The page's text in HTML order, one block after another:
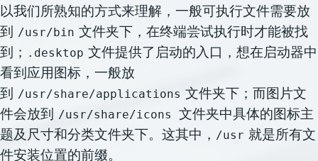
以我们所熟知的方式来理解，一般可执行文件需要放
到 /usr/bin 文件夹下，在终端尝试执行时才能被找
到；
.desktop 文件提供了启动的入口，想在启动器中
看到应用图标，一般放
到 /usr/share/applications 文件夹下；而图片文
件会放到 /usr/share/icons 文件夹中具体的图标主
题及尺寸和分类文件夹下。这其中， /usr 就是所有文
件安装位置的前缀。